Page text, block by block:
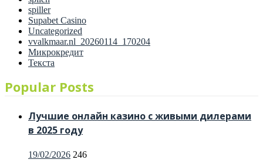
spiller
Supabet Casino
Uncategorized
vvalkmaar.nl_20260114_170204
Микрокредит
Текста
Popular Posts
Лучшие онлайн казино с живыми дилерами
в 2025 году
Posted
19/02/2026 246